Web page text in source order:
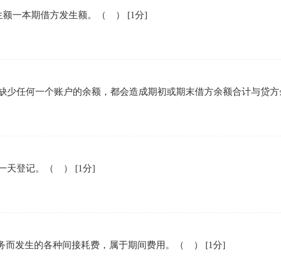
额一本期借方发生额。（ ） [1分]
少任何一个账户的余额，都会造成期初或期末借方余额合计与贷
天登记。（ ） [1分]
而发生的各种间接耗费，属于期间费用。（ ） [1分]